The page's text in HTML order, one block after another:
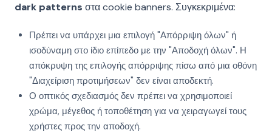
dark patterns στα cookie banners. Συγκεκριμένα:
Πρέπει να υπάρχει μια επιλογή "Απόρριψη όλων" ή
ισοδύναμη στο ίδιο επίπεδο με την "Αποδοχή όλων". Η
απόκρυψη της επιλογής απόρριψης πίσω από μια οθόνη
"Διαχείριση προτιμήσεων" δεν είναι αποδεκτή.
Ο οπτικός σχεδιασμός δεν πρέπει να χρησιμοποιεί
χρώμα, μέγεθος ή τοποθέτηση για να χειραγωγεί τους
χρήστες προς την αποδοχή.